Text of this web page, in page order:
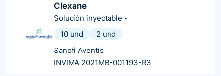
Clexane
Solución inyectable -
10 und
2 und
Sanofi Aventis
INVIMA 2021MB-001193-R3